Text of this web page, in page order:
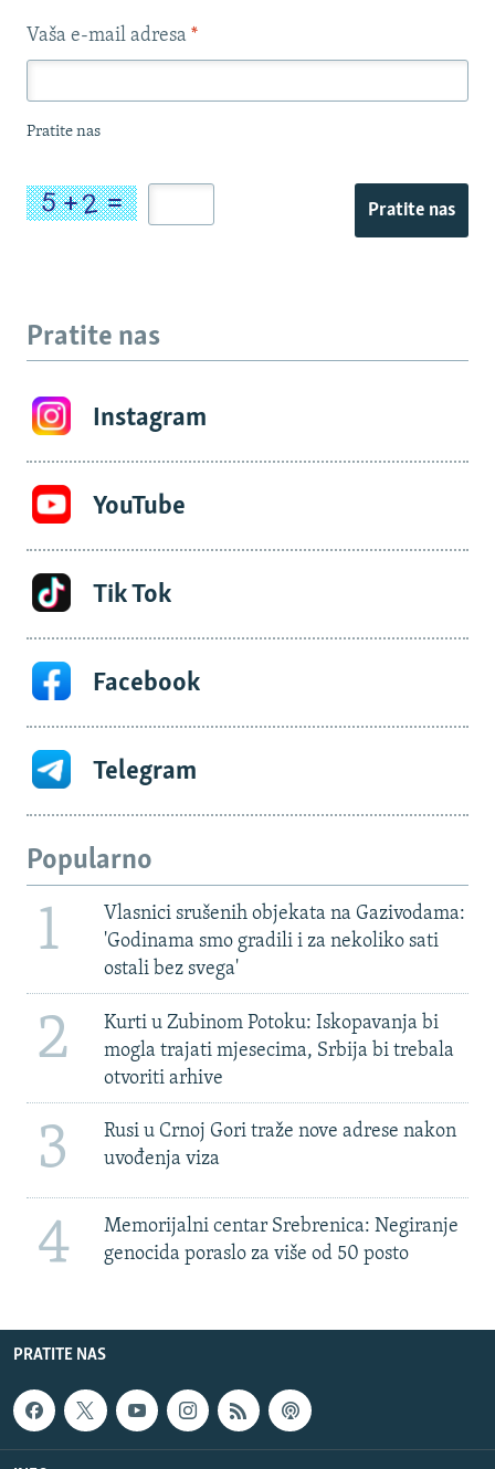
Vaša e-mail adresa *
Pratite nas
Pratite nas
Pratite nas
Instagram
YouTube
Tik Tok
Facebook
Telegram
Popularno
1
Vlasnici srušenih objekata na Gazivodama:
'Godinama smo gradili i za nekoliko sati
ostali bez svega'
2
Kurti u Zubinom Potoku: Iskopavanja bi
mogla trajati mjesecima, Srbija bi trebala
otvoriti arhive
3
Rusi u Crnoj Gori traže nove adrese nakon
uvođenja viza
4
Memorijalni centar Srebrenica: Negiranje
genocida poraslo za više od 50 posto
PRATITE NAS